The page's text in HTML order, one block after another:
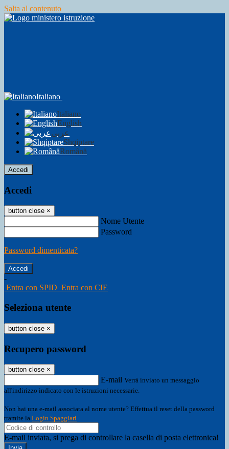
Salta al contenuto
Italiano
Italiano
English
عربى
Shqiptare
Română
Accedi
Accedi
button close ×
Nome Utente
Password
Password dimenticata?
-
Entra con SPID Entra con CIE
Seleziona utente
button close ×
Recupero password
button close ×
E-mail Verrà inviato un messaggio
all'indirizzo indicato con le istruzioni necessarie.
Non hai una e-mail associata al nome utente? Effettua il reset della password
tramite la Login Spaggiari
E-mail inviata, si prega di controllare la casella di posta elettronica!